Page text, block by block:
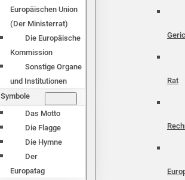
Europäischen Union
(Der Ministerrat)
Die Europäische
Kommission
Sonstige Organe
und Institutionen
Symbole
Das Motto
Die Flagge
Die Hymne
Der
Europatag
Rat